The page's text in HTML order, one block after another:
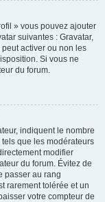
» vous pouvez ajouter
suivantes : Gravatar,
activer ou non les
Si vous ne
du forum.
indiquent le nombre
que les modérateurs
modifier
du forum. Évitez de
passer au rang
rarement tolérée et un
votre compteur de